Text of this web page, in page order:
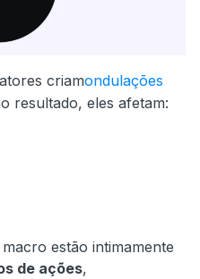
criamondulações
resultado, eles afetam:
estão intimamente
de ações,